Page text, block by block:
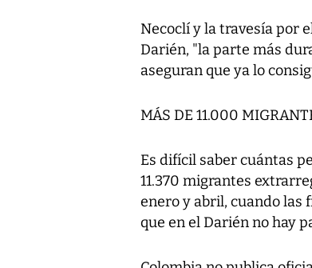
Necoclí y la travesía por
Darién, "la parte más
aseguran que ya lo
MÁS DE 11.000
Es difícil saber cuántas
11.370 migrantes
enero y abril, cuando las
que en el Darién no hay